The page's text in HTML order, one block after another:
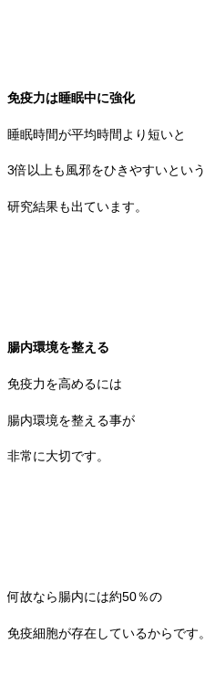
免疫力は睡眠中に強化
睡眠時間が平均時間より短いと
3倍以上も風邪をひきやすいという
研究結果も出ています。
腸内環境を整える
免疫力を高めるには
腸内環境を整える事が
非常に大切です。
何故なら腸内には約50％の
免疫細胞が存在しているからです。